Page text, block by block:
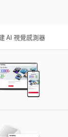
AI 視覺感測器